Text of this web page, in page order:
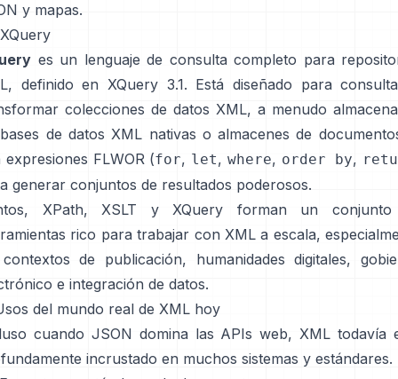
y mapas.
es un lenguaje de consulta completo para
definido en XQuery 3.1. Está diseñado para
colecciones de datos XML, a menudo
de datos XML nativas o almacenes de
expresiones FLWOR (for, let, where, order by,
generar conjuntos de resultados poderosos.
XPath, XSLT y XQuery forman un
rico para trabajar con XML a escala,
de publicación, humanidades digitales,
e integración de datos.
del mundo real de XML hoy
cuando JSON domina las APIs web, XML todavía
incrustado en muchos sistemas y estándares.